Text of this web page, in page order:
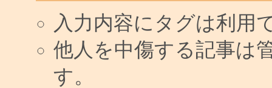
入力内容にタグは利用
他人を中傷する記事は
す。